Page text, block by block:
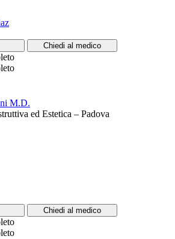
Chiedi al medico
M.D.
ed Estetica – Padova
Chiedi al medico